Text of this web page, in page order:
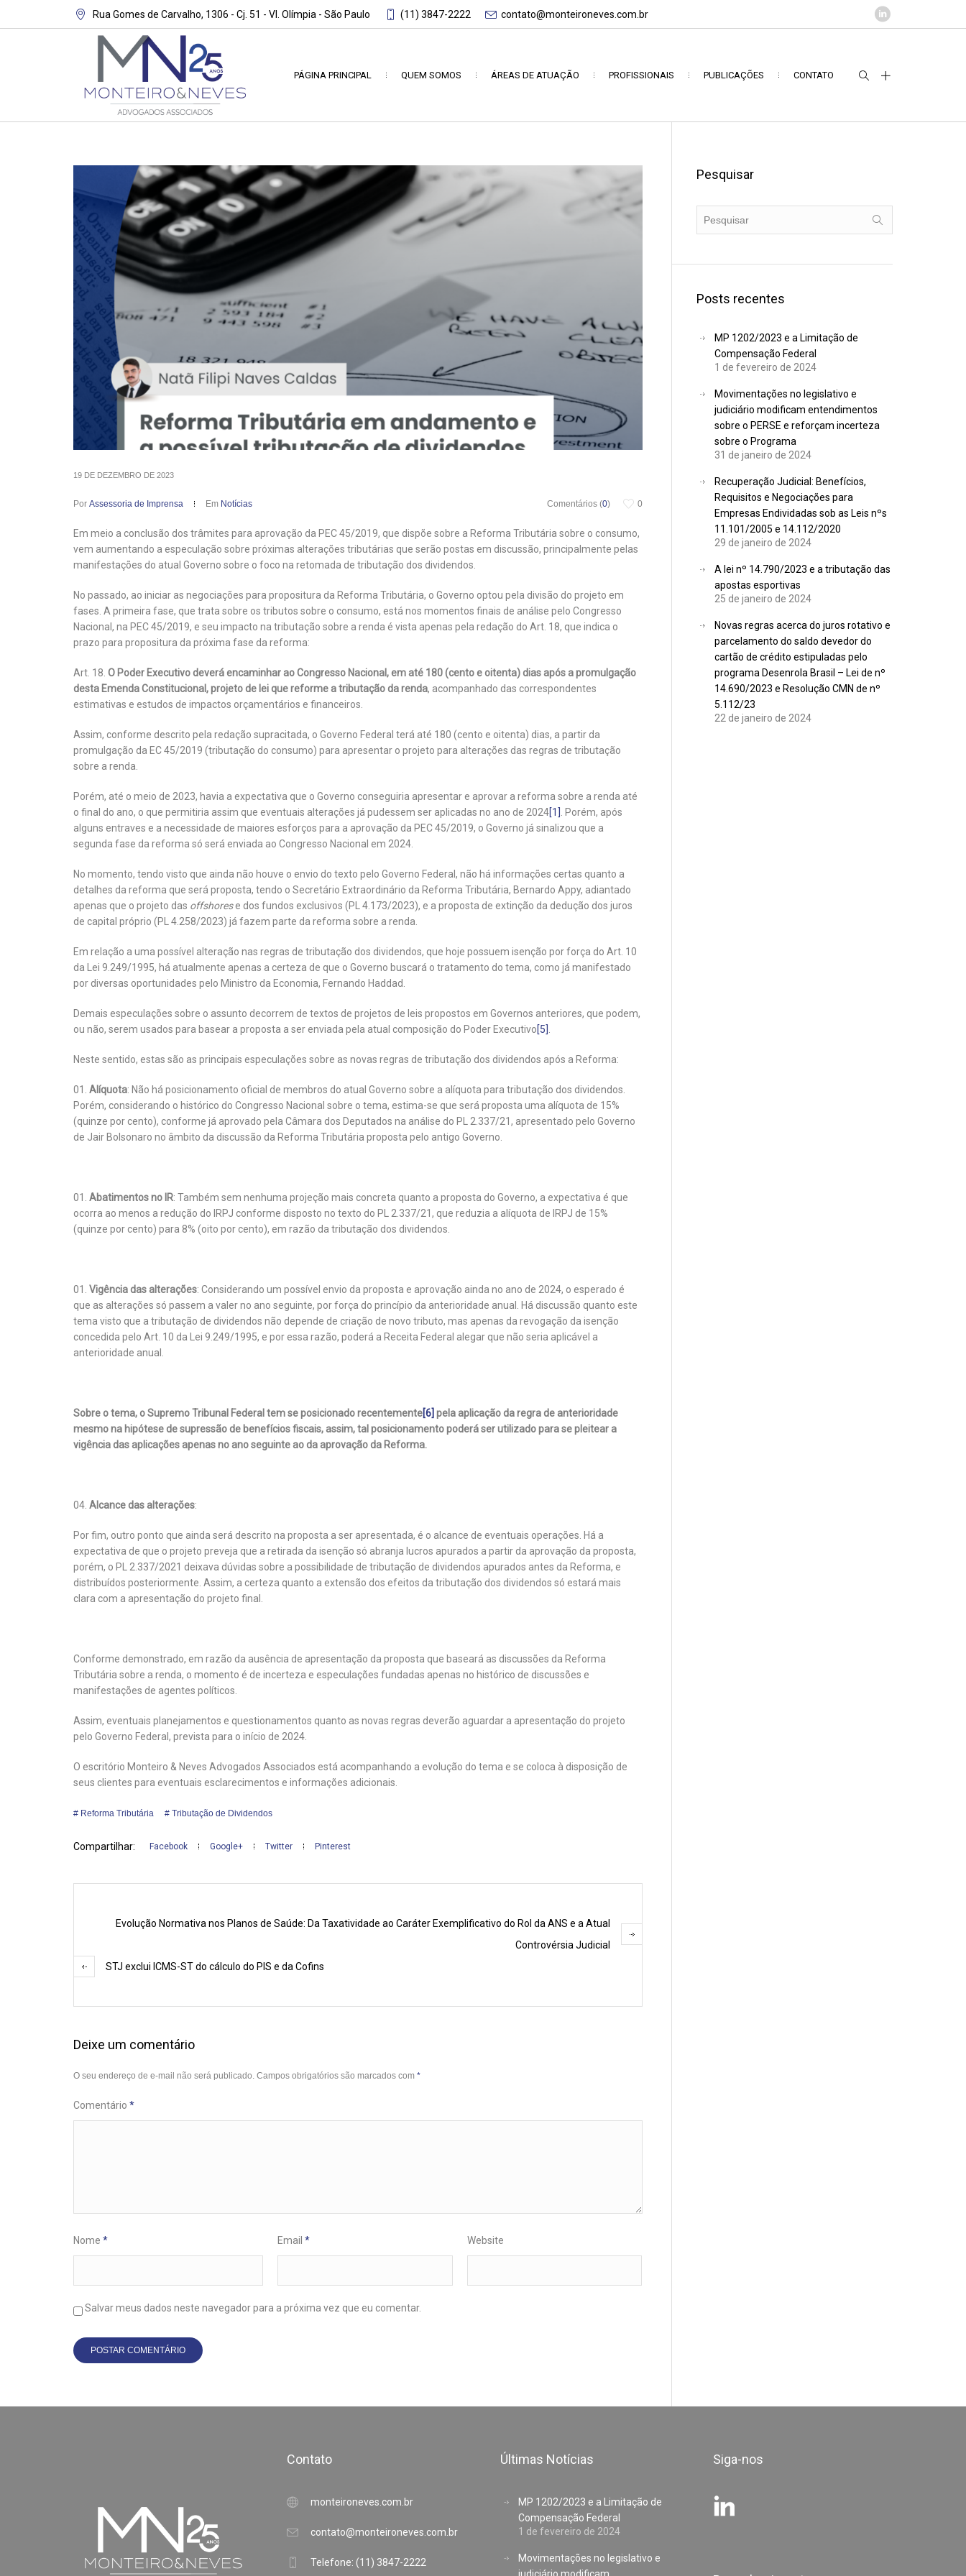
Rua Gomes de Carvalho, 1306 - Cj. 51 - Vl. Olímpia - São Paulo (11) 3847-2222 contato@monteironeves.com.br
PÁGINA PRINCIPAL QUEM SOMOS ÁREAS DE ATUAÇÃO PROFISSIONAIS PUBLICAÇÕES CONTATO
19 DE DEZEMBRO DE 2023
Comentários (0) 0
Por Assessoria de Imprensa Em Notícias
Em meio a conclusão dos trâmites para aprovação da PEC 45/2019, que dispõe sobre a Reforma Tributária sobre o consumo,
vem aumentando a especulação sobre próximas alterações tributárias que serão postas em discussão, principalmente pelas
manifestações do atual Governo sobre o foco na retomada de tributação dos dividendos.
No passado, ao iniciar as negociações para propositura da Reforma Tributária, o Governo optou pela divisão do projeto em
fases. A primeira fase, que trata sobre os tributos sobre o consumo, está nos momentos finais de análise pelo Congresso
Nacional, na PEC 45/2019, e seu impacto na tributação sobre a renda é vista apenas pela redação do Art. 18, que indica o
prazo para propositura da próxima fase da reforma:
Art. 18. O Poder Executivo deverá encaminhar ao Congresso Nacional, em até 180 (cento e oitenta) dias após a promulgação
desta Emenda Constitucional, projeto de lei que reforme a tributação da renda, acompanhado das correspondentes
estimativas e estudos de impactos orçamentários e financeiros.
Assim, conforme descrito pela redação supracitada, o Governo Federal terá até 180 (cento e oitenta) dias, a partir da
promulgação da EC 45/2019 (tributação do consumo) para apresentar o projeto para alterações das regras de tributação
sobre a renda.
Porém, até o meio de 2023, havia a expectativa que o Governo conseguiria apresentar e aprovar a reforma sobre a renda até
o final do ano, o que permitiria assim que eventuais alterações já pudessem ser aplicadas no ano de 2024[1]
. Porém, após
alguns entraves e a necessidade de maiores esforços para a aprovação da PEC 45/2019, o Governo já sinalizou que a
segunda fase da reforma só será enviada ao Congresso Nacional em 2024.
No momento, tendo visto que ainda não houve o envio do texto pelo Governo Federal, não há informações certas quanto a
detalhes da reforma que será proposta, tendo o Secretário Extraordinário da Reforma Tributária, Bernardo Appy, adiantado
apenas que o projeto das offshorese dos fundos exclusivos (PL 4.173/2023), e a proposta de extinção da dedução dos juros
de capital próprio (PL 4.258/2023) já fazem parte da reforma sobre a renda.
Em relação a uma possível alteração nas regras de tributação dos dividendos, que hoje possuem isenção por força do Art. 10
da Lei 9.249/1995, há atualmente apenas a certeza de que o Governo buscará o tratamento do tema, como já manifestado
por diversas oportunidades pelo Ministro da Economia, Fernando Haddad.
Demais especulações sobre o assunto decorrem de textos de projetos de leis propostos em Governos anteriores, que podem,
ou não, serem usados para basear a proposta a ser enviada pela atual composição do Poder Executivo[5]
Neste sentido, estas são as principais especulações sobre as novas regras de tributação dos dividendos após a Reforma:
Alíquota: Não há posicionamento oficial de membros do atual Governo sobre a alíquota para tributação dos dividendos.
Porém, considerando o histórico do Congresso Nacional sobre o tema, estima-se que será proposta uma alíquota de 15%
(quinze por cento), conforme já aprovado pela Câmara dos Deputados na análise do PL 2.337/21, apresentado pelo Governo
de Jair Bolsonaro no âmbito da discussão da Reforma Tributária proposta pelo antigo Governo.
Abatimentos no IR: Também sem nenhuma projeção mais concreta quanto a proposta do Governo, a expectativa é que
ocorra ao menos a redução do IRPJ conforme disposto no texto do PL 2.337/21, que reduzia a alíquota de IRPJ de 15%
(quinze por cento) para 8% (oito por cento), em razão da tributação dos dividendos.
Vigência das alterações: Considerando um possível envio da proposta e aprovação ainda no ano de 2024, o esperado é
que as alterações só passem a valer no ano seguinte, por força do princípio da anterioridade anual. Há discussão quanto este
tema visto que a tributação de dividendos não depende de criação de novo tributo, mas apenas da revogação da isenção
concedida pelo Art. 10 da Lei 9.249/1995, e por essa razão, poderá a Receita Federal alegar que não seria aplicável a
anterioridade anual.
Sobre o tema, o Supremo Tribunal Federal tem se posicionado recentemente[6] pela aplicação da regra de anterioridade
mesmo na hipótese de supressão de benefícios fiscais, assim, tal posicionamento poderá ser utilizado para se pleitear a
vigência das aplicações apenas no ano seguinte ao da aprovação da Reforma.
Alcance das alterações:
Por fim, outro ponto que ainda será descrito na proposta a ser apresentada, é o alcance de eventuais operações. Há a
expectativa de que o projeto preveja que a retirada da isenção só abranja lucros apurados a partir da aprovação da proposta,
porém, o PL 2.337/2021 deixava dúvidas sobre a possibilidade de tributação de dividendos apurados antes da Reforma, e
distribuídos posteriormente. Assim, a certeza quanto a extensão dos efeitos da tributação dos dividendos só estará mais
clara com a apresentação do projeto final.
Conforme demonstrado, em razão da ausência de apresentação da proposta que baseará as discussões da Reforma
Tributária sobre a renda, o momento é de incerteza e especulações fundadas apenas no histórico de discussões e
manifestações de agentes políticos.
Assim, eventuais planejamentos e questionamentos quanto as novas regras deverão aguardar a apresentação do projeto
pelo Governo Federal, prevista para o início de 2024.
O escritório Monteiro & Neves Advogados Associados está acompanhando a evolução do tema e se coloca à disposição de
seus clientes para eventuais esclarecimentos e informações adicionais.
Reforma Tributária Tributação de Dividendos
Compartilhar: Facebook Google+ Twitter Pinterest
Evolução Normativa nos Planos de Saúde: Da Taxatividade ao Caráter Exemplificativo do Rol da ANS e a Atual
Controvérsia Judicial
STJ exclui ICMS-ST do cálculo do PIS e da Cofins
Deixe um comentário
O seu endereço de e-mail não será publicado. Campos obrigatórios são marcados com *
Comentário *
Nome * Email * Website
Salvar meus dados neste navegador para a próxima vez que eu comentar.
Pesquisar
Posts recentes
MP 1202/2023 e a Limitação de
Compensação Federal
1 de fevereiro de 2024
Movimentações no legislativo e
judiciário modificam entendimentos
sobre o PERSE e reforçam incerteza
sobre o Programa
31 de janeiro de 2024
Recuperação Judicial: Benefícios,
Requisitos e Negociações para
Empresas Endividadas sob as Leis nºs
11.101/2005 e 14.112/2020
29 de janeiro de 2024
A lei nº 14.790/2023 e a tributação das
apostas esportivas
25 de janeiro de 2024
Novas regras acerca do juros rotativo e
parcelamento do saldo devedor do
cartão de crédito estipuladas pelo
programa Desenrola Brasil – Lei de nº
14.690/2023 e Resolução CMN de nº
5.112/23
22 de janeiro de 2024
Contato
monteironeves.com.br
contato@monteironeves.com.br
Telefone: (11) 3847-2222
Últimas Notícias
MP 1202/2023 e a Limitação de
Compensação Federal
1 de fevereiro de 2024
Movimentações no legislativo e
Siga-nos